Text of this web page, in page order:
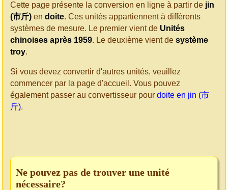
Cette page présente la conversion en ligne à partir de jin
(市斤) en doite. Ces unités appartiennent à différents
systèmes de mesure. Le premier vient de Unités
chinoises après 1959. Le deuxième vient de système
troy.
Si vous devez convertir d'autres unités, veuillez
commencer par la page d'accueil. Vous pouvez
également passer au convertisseur pour doite en jin (市
斤).
Ne pouvez pas de trouver une unité
nécessaire?